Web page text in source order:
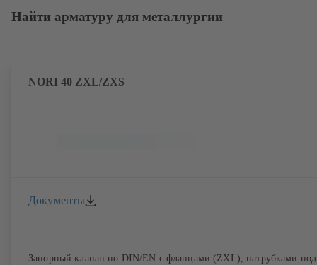
Найти арматуру для металлургии
NORI 40 ZXL/ZXS
Документы
Запорный клапан по DIN/EN с фланцами (ZXL), патрубками под